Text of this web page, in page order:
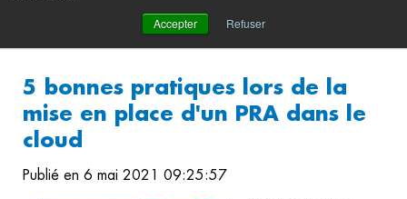
Accepter Refuser
5 bonnes pratiques lors de la
mise en place d'un PRA dans le
cloud
Publié en 6 mai 2021 09:25:57